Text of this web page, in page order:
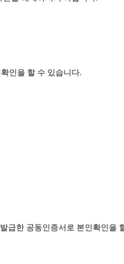
인을 할 수 있습니다.
급한 공동인증서로 본인확인을